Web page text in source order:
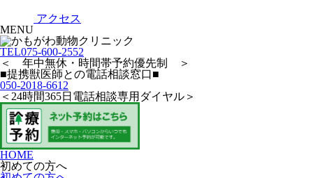
アクセス
MENU
TEL075-600-2552
＜ 年中無休・時間帯予約優先制 ＞
■提携獣医師との電話相談窓口■
050-2018-6612
＜24時間365日電話相談専用ダイヤル＞
HOME
初めての方へ